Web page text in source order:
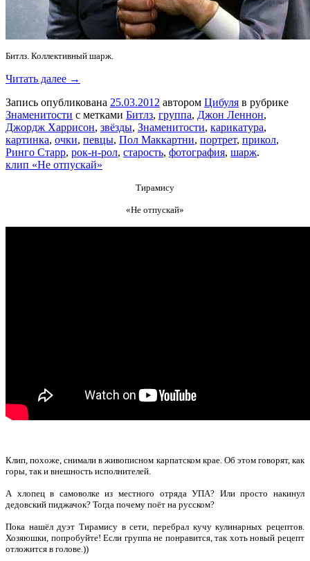
Битлз. Коллективный шарж.
Читать далее →
Запись опубликована 25.03.2012 автором Цибуля в рубрике
Знаменитости с метками Битлз, группа, Джон Леннон,
Джордж Харрисон, звёзды, Знаменитости, карикатура,
картинка, очки, певцы, Пол Маккартни, портрет, прикол,
Ринго Старр, рок-н-рол, старость, фотография, шарж.
клип «Не отпускай»
Тирамису
«Не отпускай»
Клип, похоже, снимали в живописном карпатском крае. Об этом говорят, как
горы, так и внешность исполнителей.
А хлопец в самоволке из местного отряда УПА? Или просто накинул
дедовский пиджачок? Тогда почему поёт на русском?
Пока нашёл дуэт Тирамису в сети, перебрал кучу кулинарных рецептов.
Хозяюшки, попробуйте! Если группа не понравится, так хоть новый рецепт
отложится в голове.))